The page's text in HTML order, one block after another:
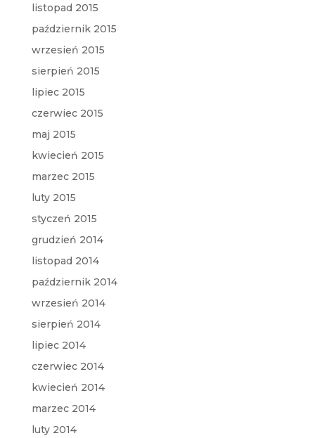
listopad 2015
październik 2015
wrzesień 2015
sierpień 2015
lipiec 2015
czerwiec 2015
maj 2015
kwiecień 2015
marzec 2015
luty 2015
styczeń 2015
grudzień 2014
listopad 2014
październik 2014
wrzesień 2014
sierpień 2014
lipiec 2014
czerwiec 2014
kwiecień 2014
marzec 2014
luty 2014